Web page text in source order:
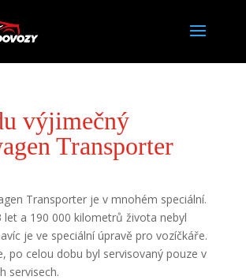
výjimečný
Transporter
Transporter je v mnohém speciální.
let a 190 000 kilometrů života nebyl
je ve speciální úpravě pro vozíčkáře.
po celou dobu byl servisovaný pouze v
servisech.